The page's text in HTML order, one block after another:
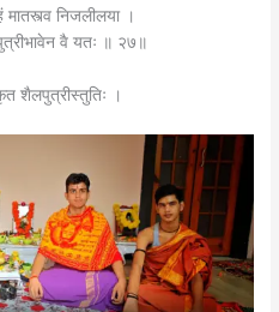
मातस्त्व निजलीलया ।
वै यतः ॥ २७॥
शैलपुत्रीस्तुतिः ।